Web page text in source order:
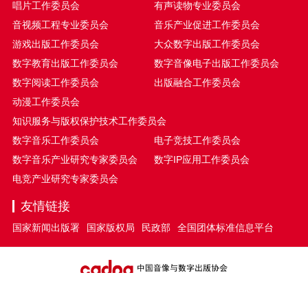
唱片工作委员会
有声读物专业委员会
音视频工程专业委员会
音乐产业促进工作委员会
游戏出版工作委员会
大众数字出版工作委员会
数字教育出版工作委员会
数字音像电子出版工作委员会
数字阅读工作委员会
出版融合工作委员会
动漫工作委员会
知识服务与版权保护技术工作委员会
数字音乐工作委员会
电子竞技工作委员会
数字音乐产业研究专家委员会
数字IP应用工作委员会
电竞产业研究专家委员会
友情链接
国家新闻出版署 国家版权局 民政部 全国团体标准信息平台